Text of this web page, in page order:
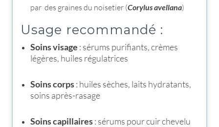
par des graines du noisetier (Corylus avellana)
Usage recommandé :
Soins visage : sérums purifiants, crèmes
légères, huiles régulatrices
Soins corps: huiles sèches, laits hydratants,
soins après-rasage
Soins capillaires: sérums pour cuir chevelu